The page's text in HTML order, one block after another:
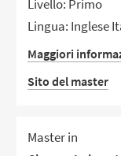
Livello: Primo
Lingua: Inglese
Maggiori
Sito del master
Master in